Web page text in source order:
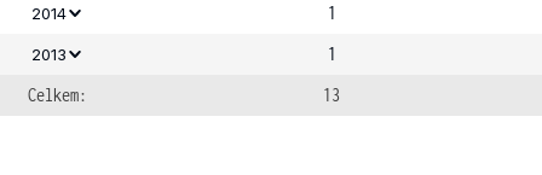
2014 1
2013
1
Celkem:
13